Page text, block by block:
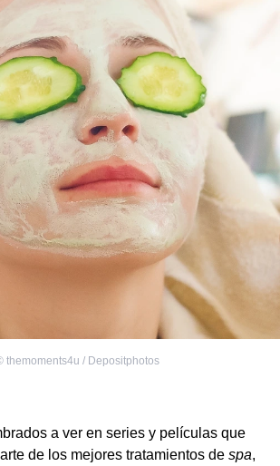
themoments4u / Depositphotos
a ver en series y películas que
de los mejores tratamientos de spa,